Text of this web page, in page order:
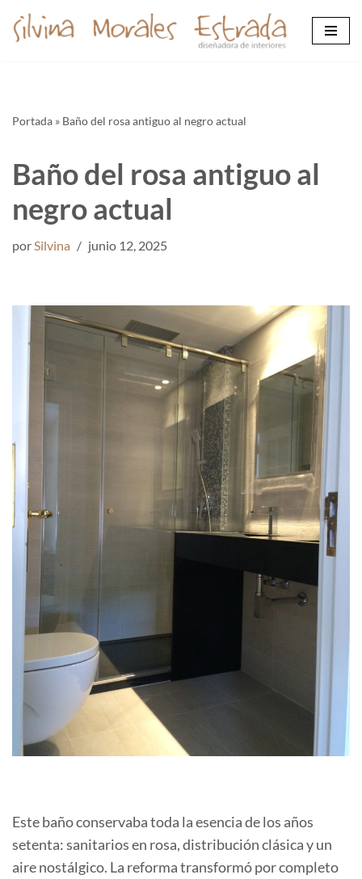
Saltar
Portada » Baño del rosa antiguo al negro actual
Baño del rosa antiguo al
negro actual
porSilvina junio 12, 2025
Este baño conservaba toda la esencia de los años
setenta: sanitarios en rosa, distribución clásica y un
aire nostálgico. La reforma transformó por completo